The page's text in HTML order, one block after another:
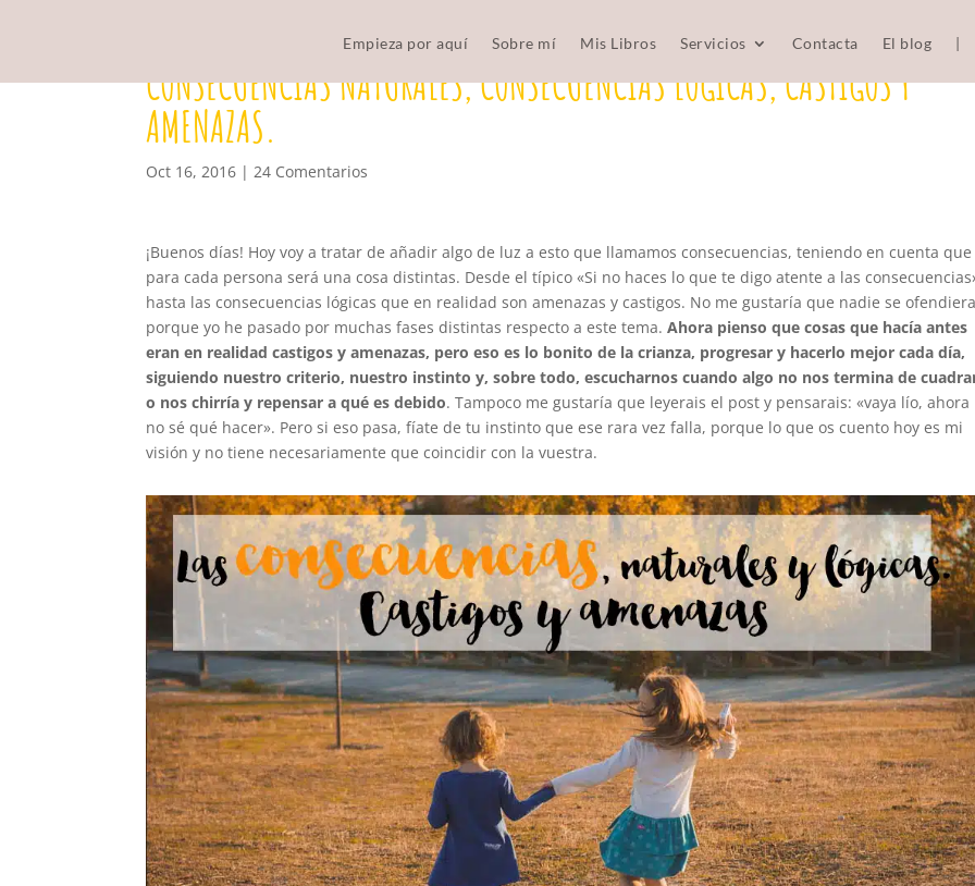
Empieza por aquí Sobre mí Mis Libros Servicios Contacta El blog |
CONSECUENCIAS NATURALES, CONSECUENCIAS LÓGICAS, CASTIGOS Y
AMENAZAS.
Oct 16, 2016 |24 Comentarios
¡Buenos días! Hoy voy a tratar de añadir algo de luz a esto que llamamos consecuencias, teniendo en cuenta que
para cada persona será una cosa distintas. Desde el típico «Si no haces lo que te digo atente a las
hasta las consecuencias lógicas que en realidad son amenazas y castigos. No me gustaría que nadie se
porque yo he pasado por muchas fases distintas respecto a este tema.Ahora pienso que cosas que hacía antes
eran en realidad castigos y amenazas, pero eso es lo bonito de la crianza, progresar y hacerlo mejor cada día,
siguiendo nuestro criterio, nuestro instinto y, sobre todo, escucharnos cuando algo no nos termina de
o nos chirría y repensar a qué es debido. Tampoco me gustaría que leyerais el post y pensarais: «vaya lío, ahora
no sé qué hacer». Pero si eso pasa, fíate de tu instinto que ese rara vez falla, porque lo que os cuento hoy es mi
visión y no tiene necesariamente que coincidir con la vuestra.